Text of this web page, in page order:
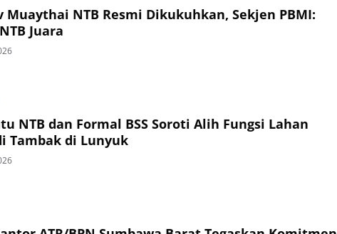
Muaythai NTB Resmi Dikukuhkan, Sekjen PBMI:
Juara
NTB dan Formal BSS Soroti Alih Fungsi Lahan
Tambak di Lunyuk